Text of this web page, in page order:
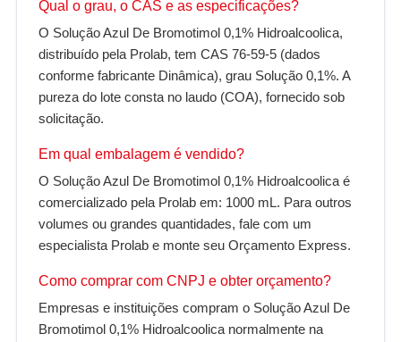
Qual o grau, o CAS e as especificações?
O Solução Azul De Bromotimol 0,1% Hidroalcoolica,
distribuído pela Prolab, tem CAS 76-59-5 (dados
conforme fabricante Dinâmica), grau Solução 0,1%. A
pureza do lote consta no laudo (COA), fornecido sob
solicitação.
Em qual embalagem é vendido?
O Solução Azul De Bromotimol 0,1% Hidroalcoolica é
comercializado pela Prolab em: 1000 mL. Para outros
volumes ou grandes quantidades, fale com um
especialista Prolab e monte seu Orçamento Express.
Como comprar com CNPJ e obter orçamento?
Empresas e instituições compram o Solução Azul De
Bromotimol 0,1% Hidroalcoolica normalmente na